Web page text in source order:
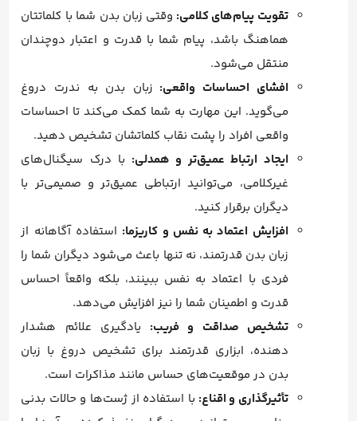
تقویت پیام‌های کلامی: وقتی زبان بدن شما با کلماتتان
هماهنگ باشد، پیام شما با قدرت و اعتبار دوچندان
منتقل می‌شود.
افشای احساسات واقعی: زبان بدن به ندرت دروغ
می‌گوید. این مهارت به شما کمک می‌کند تا احساسات
واقعی افراد را پشت نقاب کلماتشان تشخیص دهید.
ایجاد ارتباط عمیق‌تر و همدلی: با درک سیگنال‌های
غیرکلامی، می‌توانید ارتباطی عمیق‌تر و صمیمی‌تر با
دیگران برقرار کنید.
افزایش اعتماد به نفس و کاریزما: استفاده آگاهانه از
زبان بدن قدرتمند، نه تنها باعث می‌شود دیگران شما را
فردی با اعتماد به نفس ببینند، بلکه واقعاً احساس
قدرت و اطمینان شما را نیز افزایش می‌دهد.
تشخیص صداقت و فریب: یادگیری علائم هشدار
دهنده، ابزاری قدرتمند برای تشخیص دروغ با زبان
بدن در موقعیت‌های حساس مانند مذاکرات است.
تأثیرگذاری و اقناع: با استفاده از ژست‌ها و حالات بدنی